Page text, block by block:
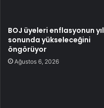
BOJ üyeleri enflasyonun yıl
sonunda yükseleceğini
öngörüyor
Ağustos 6, 2026